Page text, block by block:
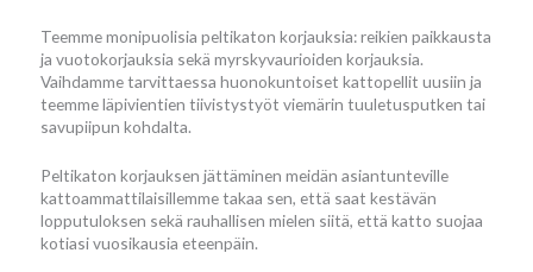
Teemme monipuolisia peltikaton korjauksia: reikien paikkausta
ja vuotokorjauksia sekä myrskyvaurioiden korjauksia.
Vaihdamme tarvittaessa huonokuntoiset kattopellit uusiin ja
teemme läpivientien tiivistystyöt viemärin tuuletusputken tai
savupiipun kohdalta.
Peltikaton korjauksen jättäminen meidän asiantunteville
kattoammattilaisillemme takaa sen, että saat kestävän
lopputuloksen sekä rauhallisen mielen siitä, että katto suojaa
kotiasi vuosikausia eteenpäin.